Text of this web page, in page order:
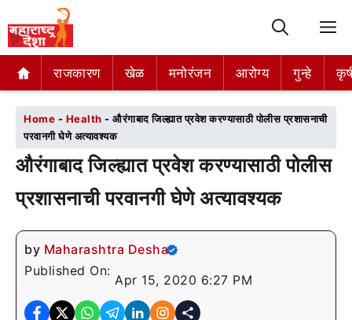
राजकारण खेळ मनोरंजन आरोग्य गुन्हे
राजकारण खेळ मनोरंजन आरोग्य गुन्हे
Home - Health - औरंगाबाद जिल्ह्यात प्रवेश करण्यासाठी पोलीस प्रशासनाची
परवानगी घेणे अत्यावश्यक
औरंगाबाद जिल्ह्यात प्रवेश करण्यासाठी पोलीस
प्रशासनाची परवानगी घेणे अत्यावश्यक
by Maharashtra Desha
Published On:
Apr 15, 2020 6:27 PM